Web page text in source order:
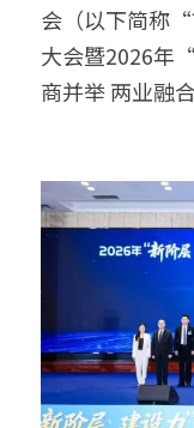
加湿器智能
水族灯智能
智能家电/
鱼缸加热
厨房电器
变频器智能
无人自助设
IoT新零售
开发者中心
申请开发板
English
会（以下简称
大会暨2026年
商并举 两业融